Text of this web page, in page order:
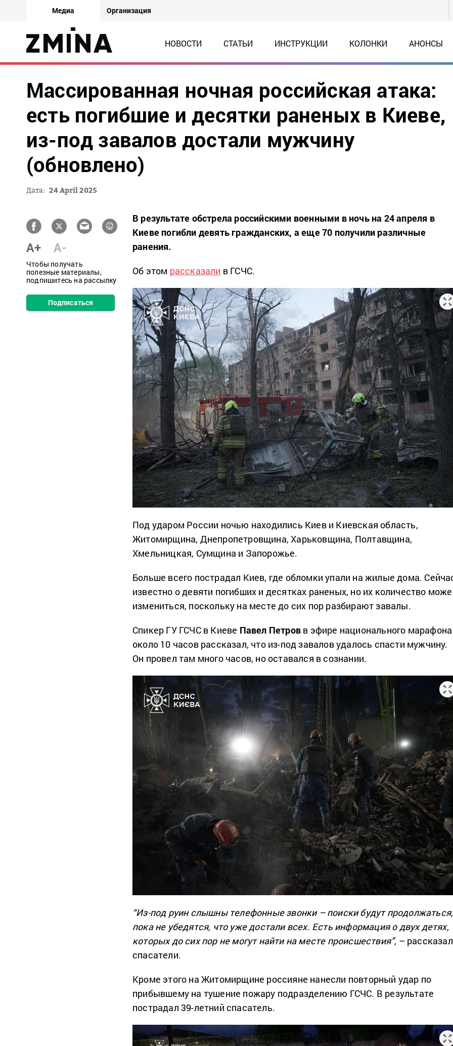
Медиа Организация
НОВОСТИ СТАТЬИ ИНСТРУКЦИИ КОЛОНКИ АНОНСЫ
Массированная ночная российская атака:
есть погибшие и десятки раненых в Киеве,
из-под завалов достали мужчину
(обновлено)
Дата: 24 April 2025
A+ A-
Чтобы получать
полезные материалы,
подпишитесь на рассылку
Подписаться
В результате обстрела российскими военными в ночь на 24 апреля в
Киеве погибли девять гражданских, а еще 70 получили различные
ранения.
Об этом рассказали в ГСЧС.
Под ударом России ночью находились Киев и Киевская область,
Житомирщина, Днепропетровщина, Харьковщина, Полтавщина,
Хмельницкая, Сумщина и Запорожье.
Больше всего пострадал Киев, где обломки упали на жилые дома.
известно о девяти погибших и десятках раненых, но их количество
измениться, поскольку на месте до сих пор разбирают завалы.
Спикер ГУ ГСЧС в Киеве Павел Петров в эфире национального марафона
около 10 часов рассказал, что из-под завалов удалось спасти мужчину.
Он провел там много часов, но оставался в сознании.
“Из-под руин слышны телефонные звонки – поиски будут продолжаться,
пока не убедятся, что уже достали всех. Есть информация о двух детях,
которых до сих пор не могут найти на месте происшествия”, –
спасатели.
Кроме этого на Житомирщине россияне нанесли повторный удар по
прибывшему на тушение пожару подразделению ГСЧС. В результате
пострадал 39-летний спасатель.